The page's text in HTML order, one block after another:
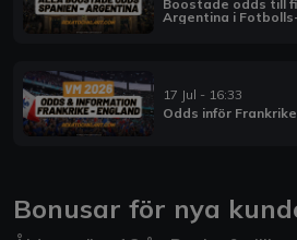
Boostade odds till
Argentina i
17 Jul - 16:33
Odds inför
Bonusar för nya